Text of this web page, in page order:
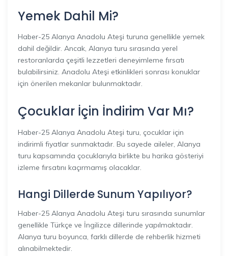
Yemek Dahil Mi?
Haber-25 Alanya Anadolu Ateşi turuna genellikle yemek
dahil değildir. Ancak, Alanya turu sırasında yerel
restoranlarda çeşitli lezzetleri deneyimleme fırsatı
bulabilirsiniz. Anadolu Ateşi etkinlikleri sonrası konuklar
için önerilen mekanlar bulunmaktadır.
Çocuklar İçin İndirim Var Mı?
Haber-25 Alanya Anadolu Ateşi turu, çocuklar için
indirimli fiyatlar sunmaktadır. Bu sayede aileler, Alanya
turu kapsamında çocuklarıyla birlikte bu harika gösteriyi
izleme fırsatını kaçırmamış olacaklar.
Hangi Dillerde Sunum Yapılıyor?
Haber-25 Alanya Anadolu Ateşi turu sırasında sunumlar
genellikle Türkçe ve İngilizce dillerinde yapılmaktadır.
Alanya turu boyunca, farklı dillerde de rehberlik hizmeti
alınabilmektedir.